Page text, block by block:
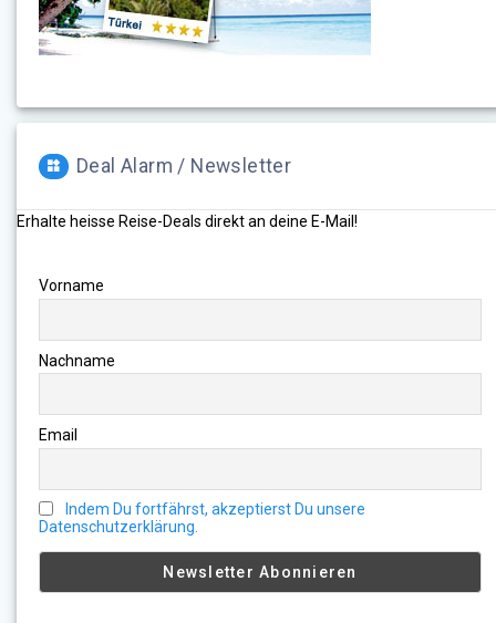
Deal Alarm / Newsletter
Erhalte heisse Reise-Deals direkt an deine E-Mail!
Vorname
Nachname
Email
Indem Du fortfährst, akzeptierst Du unsere
Datenschutzerklärung.